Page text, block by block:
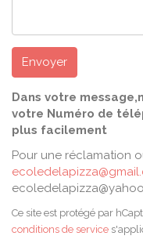
Envoyer
Dans votre
votre Numéro de
plus facilement
Pour une réclamation
Ce site est protégé par
conditions de service